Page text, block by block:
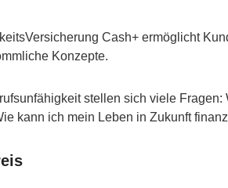
Cash+ ermöglicht
Konzepte.
stellen sich viele
kann ich mein Leben in Zukunft